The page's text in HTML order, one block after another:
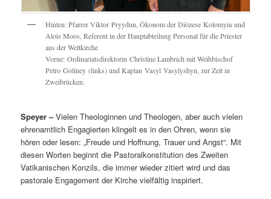
Hinten: Pfarrer Viktor Pryydun, Ökonom der Diözese Kolomyia und
Alois Moos, Referent in der Hauptabteilung Personal für die Priester
aus der Weltkirche
Vorne: Ordinariatsdirektorin Christine Lambrich mit Weihbischof
Petro Goliney (links) und Kaplan Vasyl Vasylyshyn, zur Zeit in
Zweibrücken.
Speyer –Vielen Theologinnen und Theologen, aber auch vielen
ehrenamtlich Engagierten klingelt es in den Ohren, wenn sie
hören oder lesen: „Freude und Hoffnung, Trauer und Angst“. Mit
diesen Worten beginnt die Pastoralkonstitution des Zweiten
Vatikanischen Konzils, die immer wieder zitiert wird und das
pastorale Engagement der Kirche vielfältig inspiriert.